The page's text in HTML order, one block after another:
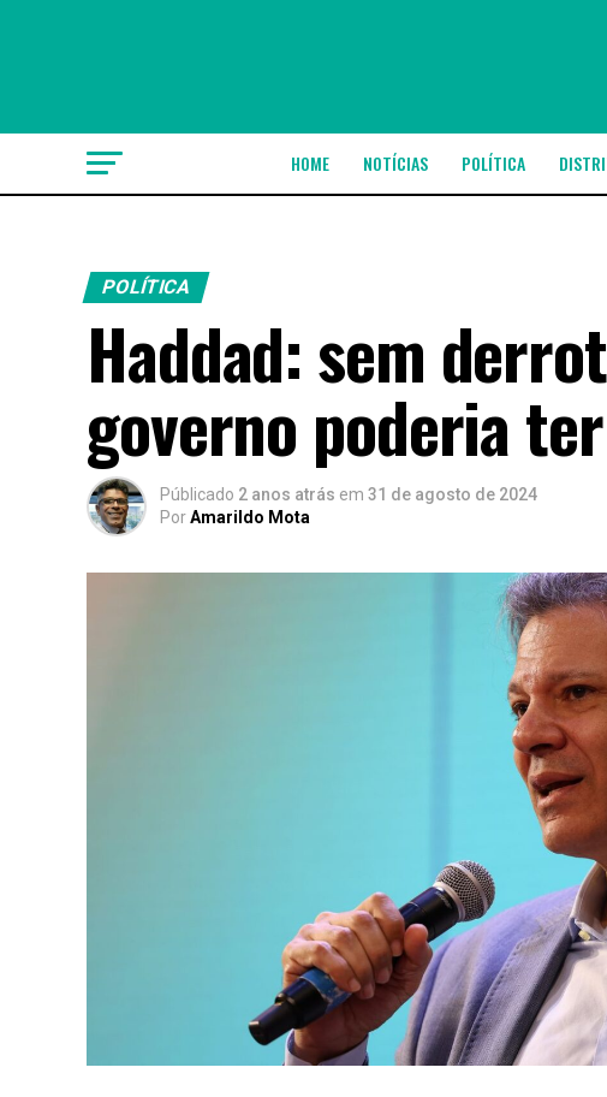
HOME NOTÍCIAS POLÍTICA
POLÍTICA
Haddad: sem
governo poderia
Públicado 2 anos atrás em 31 de agosto de 2024
PorAmarildo Mota